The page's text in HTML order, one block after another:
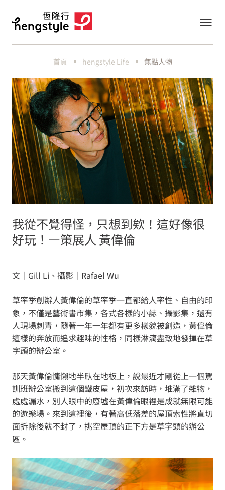
首頁 hengstyle Life 焦點人物
我從不覺得怪，只想到欸！這好像很
好玩！—策展人 黃偉倫
文｜Gill Li、攝影｜Rafael Wu
草率季創辦人黃偉倫的草率季一直都給人率性、自由的印
象，不僅是藝術書市集，各式各樣的小誌、攝影集，還有
人現場刺青，隨著一年一年都有更多樣貌被創造，黃偉倫
這樣的奔放而追求趣味的性格，同樣淋漓盡致地發揮在草
字頭的辦公室。
那天黃偉倫慵懶地半臥在地板上，說最近才剛從上一個駕
訓班辦公室搬到這個鐵皮屋，初次來訪時，堆滿了雜物，
處處漏水，別人眼中的廢墟在黃偉倫眼裡是成就無限可能
的遊樂場。來到這裡後，有著高低落差的屋頂索性將直切
面拆除後就不封了，挑空屋頂的正下方是草字頭的辦公
區。